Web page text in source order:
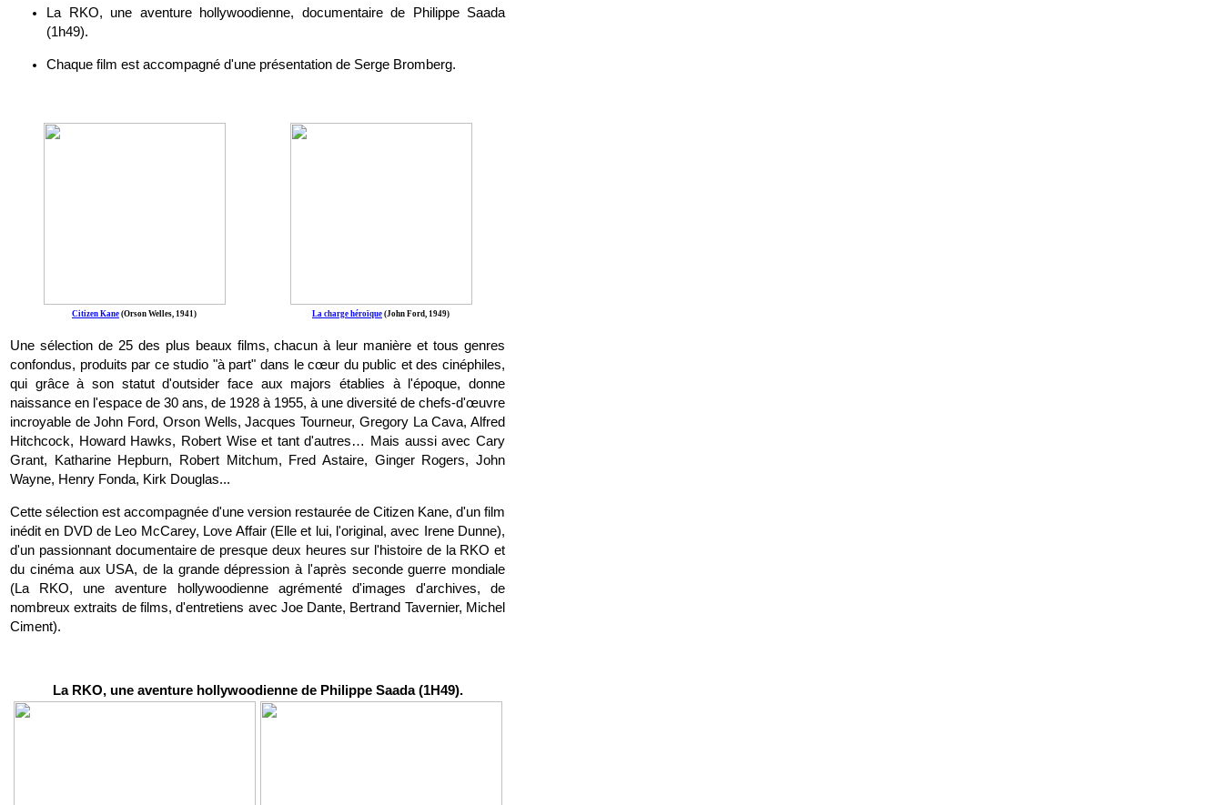
La RKO, une aventure hollywoodienne, documentaire de Philippe Saada
(1h49).
Chaque film est accompagné d'une présentation de Serge Bromberg.
Citizen Kane (Orson Welles, 1941) La charge héroïque (John Ford, 1949)
Une sélection de 25 des plus beaux films, chacun à leur manière et tous genres
confondus, produits par ce studio "à part" dans le cœur du public et des cinéphiles,
qui grâce à son statut d'outsider face aux majors établies à l'époque, donne
naissance en l'espace de 30 ans, de 1928 à 1955, à une diversité de chefs-d'œuvre
incroyable de John Ford, Orson Wells, Jacques Tourneur, Gregory La Cava, Alfred
Hitchcock, Howard Hawks, Robert Wise et tant d'autres… Mais aussi avec Cary
Grant, Katharine Hepburn, Robert Mitchum, Fred Astaire, Ginger Rogers, John
Wayne, Henry Fonda, Kirk Douglas...
Cette sélection est accompagnée d'une version restaurée de Citizen Kane, d'un film
inédit en DVD de Leo McCarey, Love Affair (Elle et lui, l'original, avec Irene Dunne),
d'un passionnant documentaire de presque deux heures sur l'histoire de la RKO et
du cinéma aux USA, de la grande dépression à l'après seconde guerre mondiale
(La RKO, une aventure hollywoodienne agrémenté d'images d'archives, de
nombreux extraits de films, d'entretiens avec Joe Dante, Bertrand Tavernier, Michel
Ciment).
La RKO, une aventure hollywoodienne de Philippe Saada (1H49).